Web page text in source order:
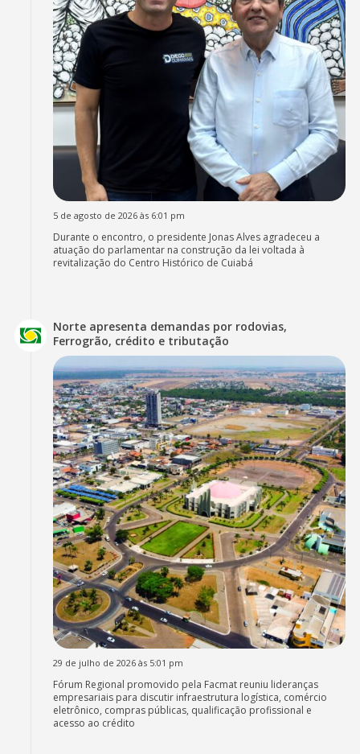
5 de agosto de 2026 às 6:01 pm
Durante o encontro, o presidente Jonas Alves agradeceu a
atuação do parlamentar na construção da lei voltada à
revitalização do Centro Histórico de Cuiabá
Norte apresenta demandas por rodovias,
Ferrogrão, crédito e tributação
29 de julho de 2026 às 5:01 pm
Fórum Regional promovido pela Facmat reuniu lideranças
empresariais para discutir infraestrutura logística, comércio
eletrônico, compras públicas, qualificação profissional e
acesso ao crédito